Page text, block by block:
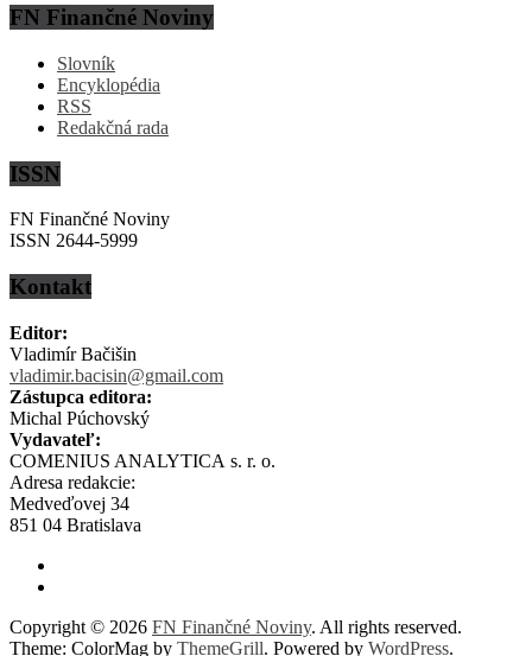
FN Finančné Noviny
Slovník
Encyklopédia
RSS
Redakčná rada
ISSN
FN Finančné Noviny
ISSN 2644-5999
Kontakt
Editor:
Vladimír Bačišin
vladimir.bacisin@gmail.com
Zástupca editora:
Michal Púchovský
Vydavateľ:
COMENIUS ANALYTICA s. r. o.
Adresa redakcie:
Medveďovej 34
851 04 Bratislava
Copyright © 2026 FN Finančné Noviny. All rights reserved.
Theme: ColorMag by ThemeGrill. Powered by WordPress.